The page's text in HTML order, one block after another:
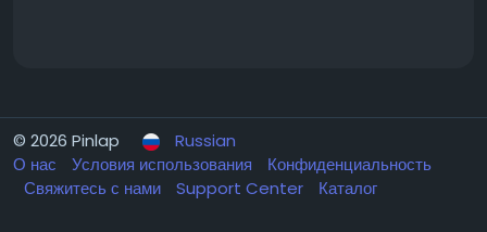
© 2026 Pinlap
Russian
О нас
Условия использования
Конфиденциальность
Свяжитесь с нами
Support Center Каталог